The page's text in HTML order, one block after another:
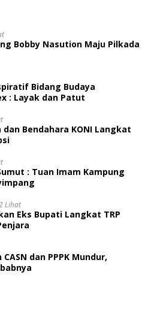
Bobby Nasution Maju Pilkada
Bidang Budaya
: Layak dan Patut
Bendahara KONI Langkat
: Tuan Imam Kampung
Lihat
Eks Bupati Langkat TRP
dan PPPK Mundur,